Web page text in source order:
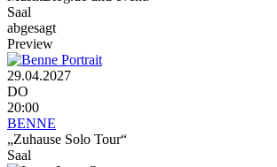
Saal
abgesagt
Preview
29.04.2027
DO
20:00
BENNE
„Zuhause Solo Tour“
Saal